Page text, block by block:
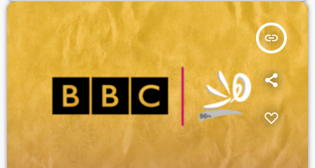
insert_link